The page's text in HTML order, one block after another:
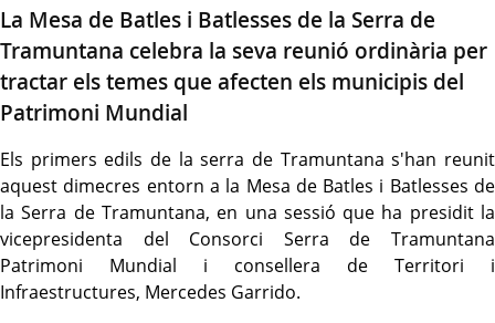
La Mesa de Batles i Batlesses de la Serra de
Tramuntana celebra la seva reunió ordinària per
tractar els temes que afecten els municipis del
Patrimoni Mundial
Els primers edils de la serra de Tramuntana s'han reunit
aquest dimecres entorn a la Mesa de Batles i Batlesses de
la Serra de Tramuntana, en una sessió que ha presidit la
vicepresidenta del Consorci Serra de Tramuntana
Patrimoni Mundial i consellera de Territori i
Infraestructures, Mercedes Garrido.